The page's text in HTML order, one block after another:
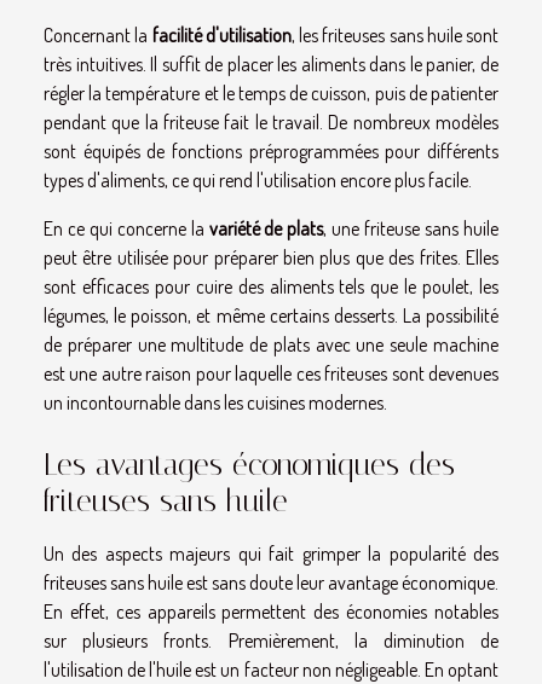
Concernant la facilité d'utilisation, les friteuses sans huile sont
très intuitives. Il suffit de placer les aliments dans le panier, de
régler la température et le temps de cuisson, puis de patienter
pendant que la friteuse fait le travail. De nombreux modèles
sont équipés de fonctions préprogrammées pour différents
types d'aliments, ce qui rend l'utilisation encore plus facile.
En ce qui concerne la variété de plats, une friteuse sans huile
peut être utilisée pour préparer bien plus que des frites. Elles
sont efficaces pour cuire des aliments tels que le poulet, les
légumes, le poisson, et même certains desserts. La possibilité
de préparer une multitude de plats avec une seule machine
est une autre raison pour laquelle ces friteuses sont devenues
un incontournable dans les cuisines modernes.
Les avantages économiques des
friteuses sans huile
Un des aspects majeurs qui fait grimper la popularité des
friteuses sans huile est sans doute leur avantage économique.
En effet, ces appareils permettent des économies notables
sur plusieurs fronts. Premièrement, la diminution de
l'utilisation de l'huile est un facteur non négligeable. En optant